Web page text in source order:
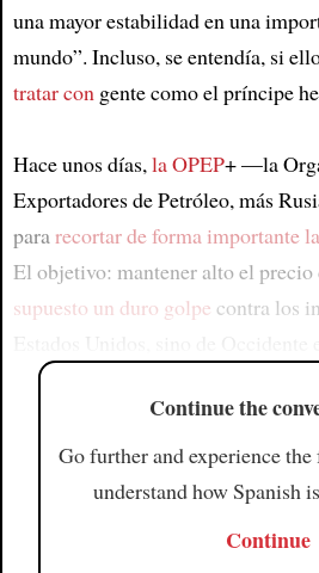
una mayor estabilidad en una
mundo”. Incluso, se entendía, si
tratar congente como el príncipe
Hace unos días,la OPEP+ —la
Exportadores de Petróleo, más
pararecortar de forma importante
El objetivo: mantener alto el precio
supuesto un duro golpe contra los
Continue the
Go further and experience
understand how Spanish
Continue